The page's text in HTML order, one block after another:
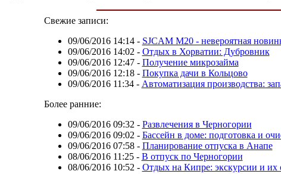
Свежие записи:
09/06/2016 14:14- SJCAM M20 - невероятная
09/06/2016 14:02 - Отдых в Хорватии: Дубровник
09/06/2016 12:47- Получение микрозайма
09/06/2016 12:18- Покупка дачи в Кольцово
09/06/2016 11:34- Автоматизация производства:
Более ранние:
09/06/2016 09:32 - Развлечения в Черногории
09/06/2016 09:02 - Бассейн в доме: подготовка и
09/06/2016 07:58- Планирование отпуска в Анапе
08/06/2016 11:25- В отпуск по Черногории
08/06/2016 10:52 - Отдых на Кипре: экскурсии и их